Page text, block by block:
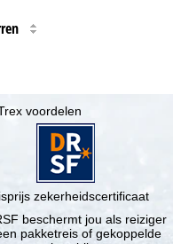
voordelen
zekerheidscertificaat
beschermt jou als reiziger